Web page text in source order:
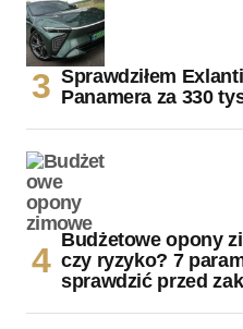
Sprawdziłem
Panamera za 330
Budżetowe opony
czy ryzyko? 7
sprawdzić przed